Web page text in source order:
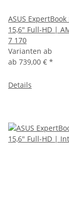
ASUS
15,6" Full-HD |
7 170
Varianten ab
ab 739,00 € *
Details